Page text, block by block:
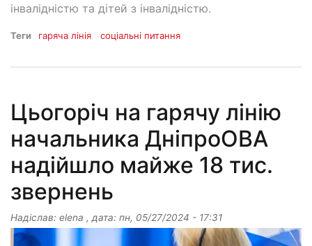
інвалідністю та дітей з інвалідністю.
Теги гаряча лінія соціальні питання
Цьогоріч на гарячу лінію
начальника ДніпроОВА
надійшло майже 18 тис.
звернень
Надіслав: elena , дата: пн, 05/27/2024 - 17:31